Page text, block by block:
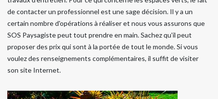
de contacter un professionnel est une sage décision. Il y a un
certain nombre d'opérations à réaliser et nous vous assurons que
SOS Paysagiste peut tout prendre en main. Sachez qu'il peut
proposer des prix qui sont à la portée de tout le monde. Si vous
voulez des renseignements complémentaires, il suffit de visiter
son site Internet.